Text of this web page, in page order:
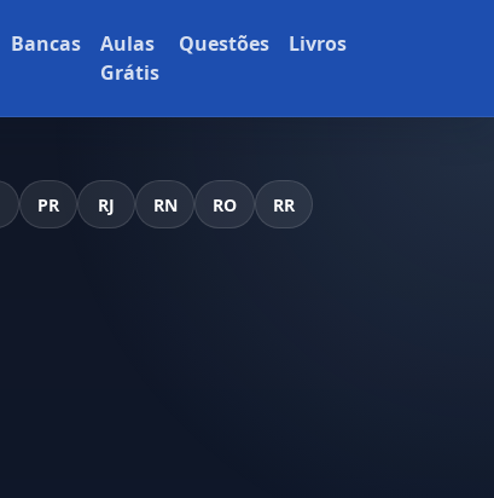
Bancas
Aulas
Grátis
Questões Livros
PR RJ RN RO RR